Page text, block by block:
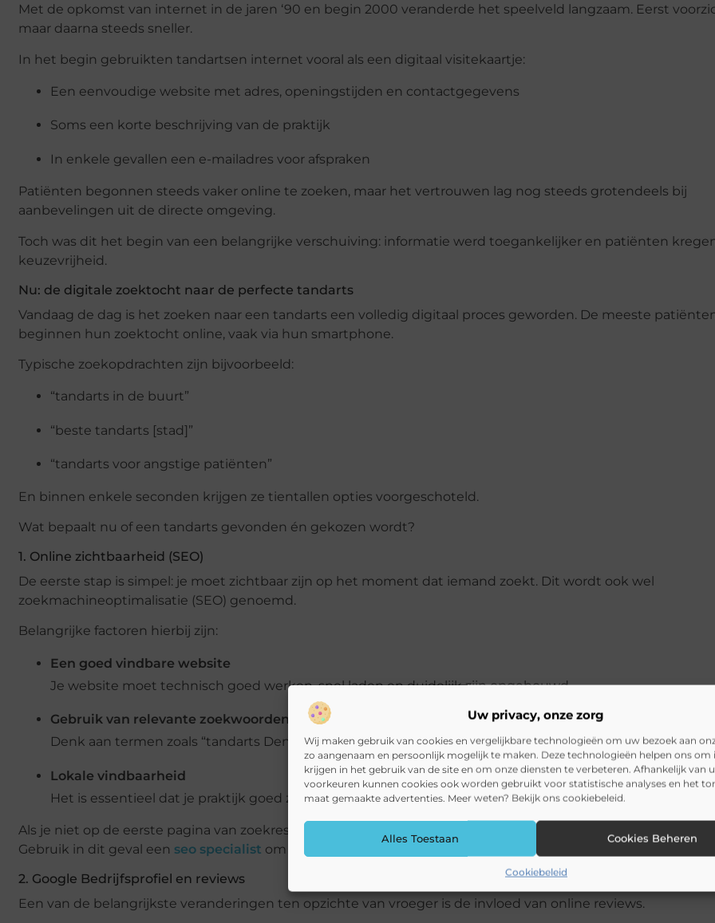
Uw privacy, onze zorg
Wij maken gebruik van cookies en vergelijkbare technologieën om uw bezoek aan
zo aangenaam en persoonlijk mogelijk te maken. Deze technologieën helpen ons om
krijgen in het gebruik van de site en om onze diensten te verbeteren. Afhankelijk van
voorkeuren kunnen cookies ook worden gebruikt voor statistische analyses en het
maat gemaakte advertenties. Meer weten? Bekijk ons cookiebeleid.
Alles Toestaan Cookies Beheren
Cookiebeleid
Met de opkomst van internet in de jaren ‘90 en begin 2000 veranderde het speelveld langzaam. Eerst
maar daarna steeds sneller.
In het begin gebruikten tandartsen internet vooral als een digitaal visitekaartje:
Een eenvoudige website met adres, openingstijden en contactgegevens
Soms een korte beschrijving van de praktijk
In enkele gevallen een e-mailadres voor afspraken
Patiënten begonnen steeds vaker online te zoeken, maar het vertrouwen lag nog steeds grotendeels bij
aanbevelingen uit de directe omgeving.
Toch was dit het begin van een belangrijke verschuiving: informatie werd toegankelijker en patiënten
keuzevrijheid.
Nu: de digitale zoektocht naar de perfecte tandarts
Vandaag de dag is het zoeken naar een tandarts een volledig digitaal proces geworden. De meeste
beginnen hun zoektocht online, vaak via hun smartphone.
Typische zoekopdrachten zijn bijvoorbeeld:
“tandarts in de buurt”
“beste tandarts [stad]”
“tandarts voor angstige patiënten”
En binnen enkele seconden krijgen ze tientallen opties voorgeschoteld.
Wat bepaalt nu of een tandarts gevonden én gekozen wordt?
1. Online zichtbaarheid (SEO)
De eerste stap is simpel: je moet zichtbaar zijn op het moment dat iemand zoekt. Dit wordt ook wel
zoekmachineoptimalisatie (SEO) genoemd.
Belangrijke factoren hierbij zijn:
Een goed vindbare website
Je website moet technisch goed werken, snel laden en duidelijk zijn opgebouwd.
Gebruik van relevante zoekwoorden
Denk aan termen zoals “tandarts Den Haag”, “spoedtandarts” of “kindertandarts”.
Lokale vindbaarheid
Het is essentieel dat je praktijk goed zichtbaar is in lokale zoekresultaten.
Als je niet op de eerste pagina van zoekresultaten verschijnt, is de kans groot dat patiënten je simpelweg niet
Gebruik in dit geval een seo specialist om je vindbaarheid te verbeteren.
2. Google Bedrijfsprofiel en reviews
Een van de belangrijkste veranderingen ten opzichte van vroeger is de invloed van online reviews.